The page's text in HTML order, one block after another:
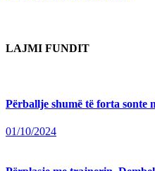
LAJMI FUNDIT
Përballje shumë të forta sonte
01/10/2024